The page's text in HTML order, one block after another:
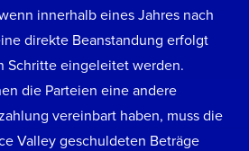
innerhalb eines Jahres nach
direkte Beanstandung erfolgt
Schritte eingeleitet werden.
die Parteien eine andere
vereinbart haben, muss die
Valley geschuldeten Beträge